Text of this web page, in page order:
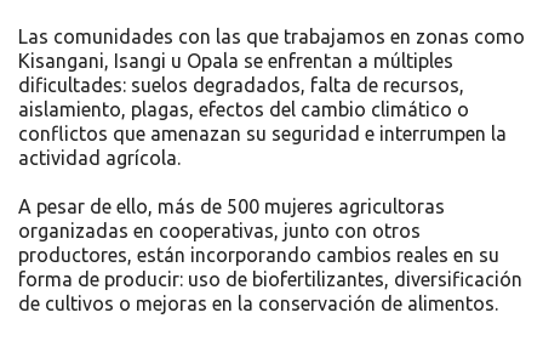
Las comunidades con las que trabajamos en zonas como
Kisangani, Isangi u Opala se enfrentan a múltiples
dificultades: suelos degradados, falta de recursos,
aislamiento, plagas, efectos del cambio climático o
conflictos que amenazan su seguridad e interrumpen la
actividad agrícola.
A pesar de ello, más de 500 mujeres agricultoras
organizadas en cooperativas, junto con otros
productores, están incorporando cambios reales en su
forma de producir: uso de biofertilizantes, diversificación
de cultivos o mejoras en la conservación de alimentos.